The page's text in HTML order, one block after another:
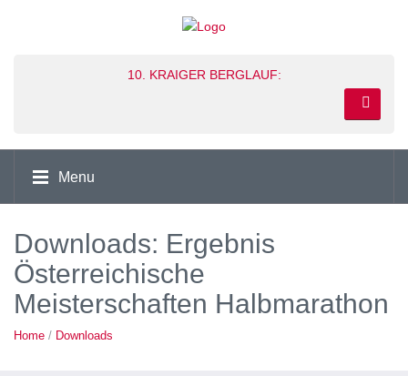
10. KRAIGER BERGLAUF:
Menu
Downloads: Ergebnis
Österreichische
Meisterschaften Halbmarathon
Home / Downloads